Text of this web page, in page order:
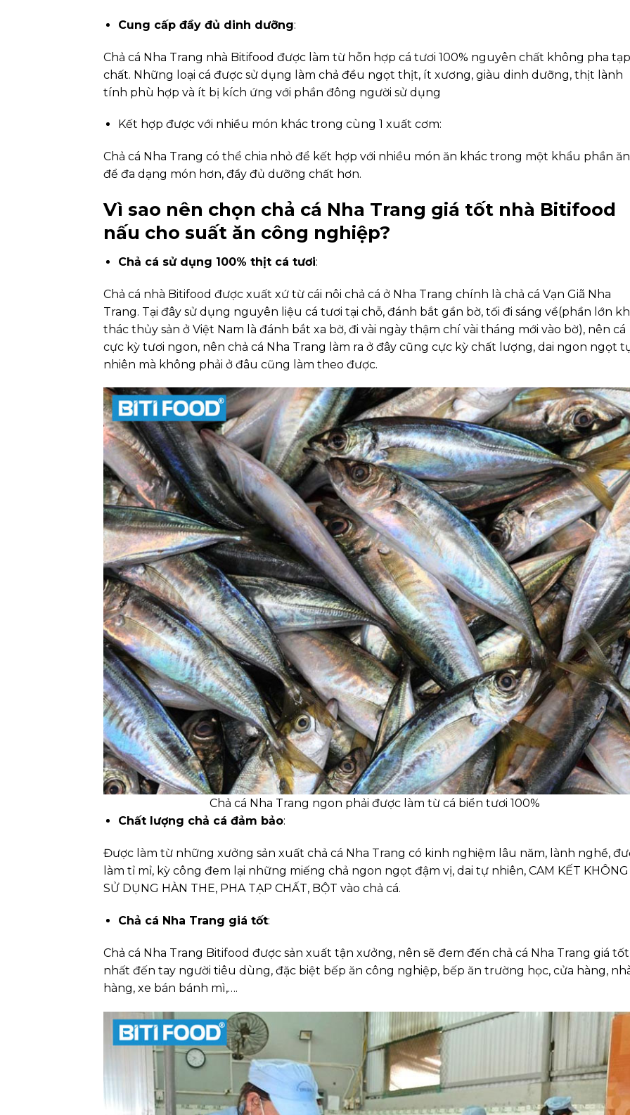
Cung cấp đầy đủ dinh dưỡng:
Chả cá Nha Trang nhà Bitifood được làm từ hỗn hợp cá tươi 100% nguyên chất không pha tạp
chất. Những loại cá được sử dụng làm chả đều ngọt thịt, ít xương, giàu dinh dưỡng, thịt lành
tính phù hợp và ít bị kích ứng với phần đông người sử dụng
Kết hợp được với nhiều món khác trong cùng 1 xuất cơm:
Chả cá Nha Trang có thể chia nhỏ để kết hợp với nhiều món ăn khác trong một khẩu phần ăn
để đa dạng món hơn, đầy đủ dưỡng chất hơn.
Vì sao nên chọn chả cá Nha Trang giá tốt nhà Bitifood
nấu cho suất ăn công nghiệp?
Chả cá sử dụng 100% thịt cá tươi:
Chả cá nhà Bitifood được xuất xứ từ cái nôi chả cá ở Nha Trang chính là chả cá Vạn Giã Nha
Trang. Tại đây sử dụng nguyên liệu cá tươi tại chỗ, đánh bắt gần bờ, tối đi sáng về(phần lớn
thác thủy sản ở Việt Nam là đánh bắt xa bờ, đi vài ngày thậm chí vài tháng mới vào bờ), nên cá
cực kỳ tươi ngon, nên chả cá Nha Trang làm ra ở đây cũng cực kỳ chất lượng, dai ngon ngọt
nhiên mà không phải ở đâu cũng làm theo được.
Chả cá Nha Trang ngon phải được làm từ cá biển tươi 100%
Chất lượng chả cá đảm bảo:
Được làm từ những xưởng sản xuất chả cá Nha Trang có kinh nghiệm lâu năm, lành nghề,
làm tỉ mỉ, kỳ công đem lại những miếng chả ngon ngọt đậm vị, dai tự nhiên, CAM KẾT KHÔNG
SỬ DỤNG HÀN THE, PHA TẠP CHẤT, BỘT vào chả cá.
Chả cá Nha Trang giá tốt:
Chả cá Nha Trang Bitifood được sản xuất tận xưởng, nên sẽ đem đến chả cá Nha Trang giá tốt
nhất đến tay người tiêu dùng, đặc biệt bếp ăn công nghiệp, bếp ăn trường học, cửa hàng,
hàng, xe bán bánh mì,….